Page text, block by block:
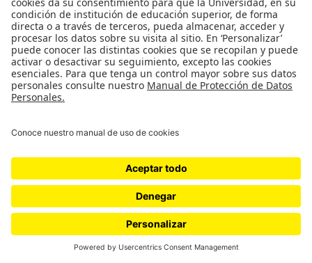
Cultura aborto
Aborto: ¿de quién es la
La discusión sobre la despenalización del aborto para